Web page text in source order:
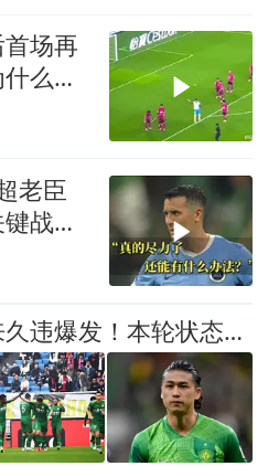
场再
么一
老臣
战：
国安金靴外援迎来久违爆发！本轮状态出色赢得认可，引发热议